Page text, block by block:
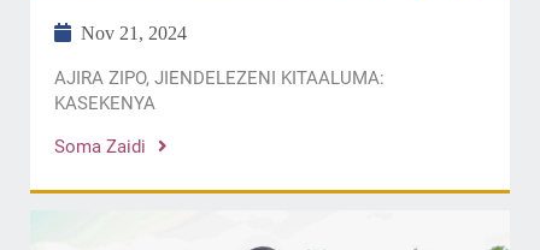
Nov 21, 2024
AJIRA ZIPO, JIENDELEZENI KITAALUMA:
KASEKENYA
Soma Zaidi